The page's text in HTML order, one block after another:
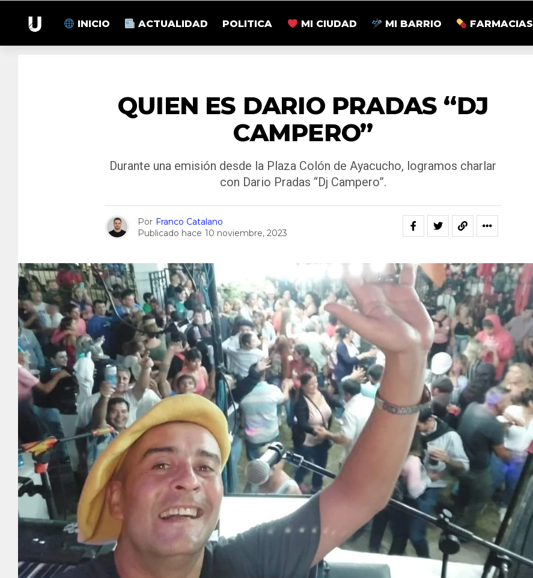
INICIO ACTUALIDAD POLITICA MI CIUDAD MI BARRIO FARMACIAS
QUIEN ES DARIO PRADAS “DJ
CAMPERO”
Durante una emisión desde la Plaza Colón de Ayacucho, logramos charlar
con Dario Pradas “Dj Campero”.
Por Franco Catalano
Publicado hace 10 noviembre, 2023